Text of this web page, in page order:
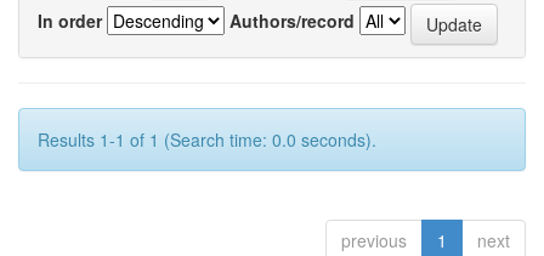
In order
Authors/record
Results 1-1 of 1 (Search time: 0.0 seconds).
previous 1 next